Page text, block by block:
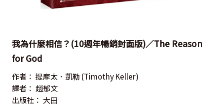
我為什麼相信？(10週年暢銷封面版)／The Reason
for God
作者： 提摩太．凱勒 (Timothy Keller)
譯者： 趙郁文
出版社： 大田